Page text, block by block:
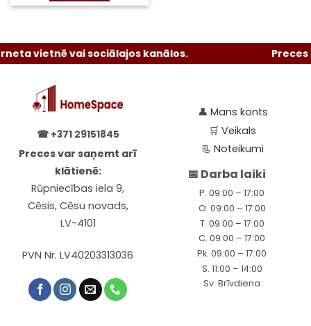
This
multiple
variants.
may
chosen
on
the
product
vietnē vai sociālajos kanālos. Preces
☎ +371 29151845
Preces var saņemt arī
klātienē:
Rūpniecības iela 9,
Cēsis, Cēsu novads,
LV-4101
PVN Nr. LV40203313036
👤 Mans konts
🛒Veikals
📃Noteikumi
📅 Darba laiki
P. 09:00 – 17:00
O. 09:00 – 17:00
T. 09:00 – 17:00
C. 09:00 – 17:00
Pk. 09:00 – 17:00
S. 11:00 – 14:00
Sv. Brīvdiena